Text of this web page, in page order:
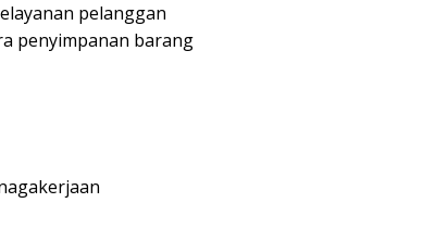
pelanggan
penyimpanan barang